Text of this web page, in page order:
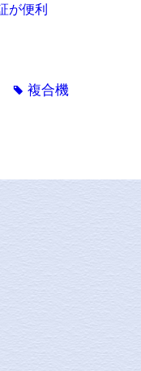
が便利
tag複合機